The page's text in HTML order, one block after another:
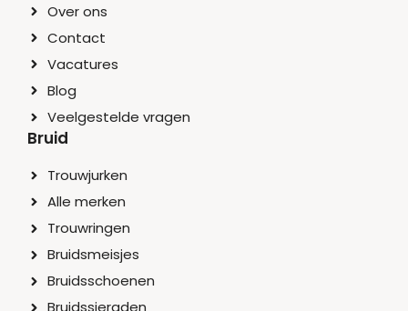
Over ons
Contact
Vacatures
Blog
Veelgestelde vragen
Bruid
Trouwjurken
Alle merken
Trouwringen
Bruidsmeisjes
Bruidsschoenen
Bruidssieraden